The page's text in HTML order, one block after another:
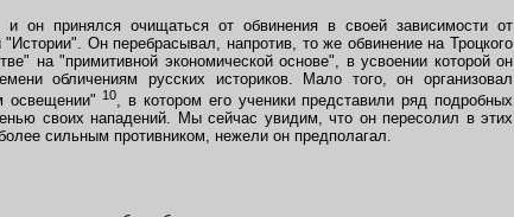
он принялся очищаться от обвинения в своей зависимости от
Он перебрасывал, напротив, то же обвинение на Троцкого
на "примитивной экономической основе", в усвоении которой он
обличениям русских историков. Мало того, он организовал
освещении"10, в котором его ученики представили ряд подробных
своих нападений. Мы сейчас увидим, что он пересолил в этих
сильным противником, нежели он предполагал.